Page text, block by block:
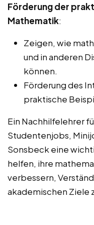
Förderung der
Mathematik:
Zeigen, wie
und in anderen
können.
Förderung des
praktische
Ein Nachhilfelehrer
Studentenjobs,
Sonsbeck eine
helfen, ihre
verbessern,
akademischen Ziele